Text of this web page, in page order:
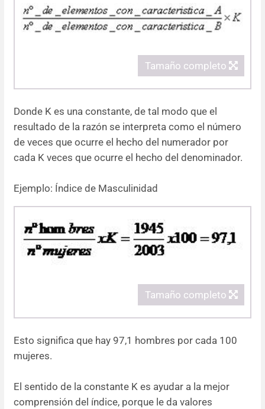
Tamaño completo
Donde K es una constante, de tal modo que el
resultado de la razón se interpreta como el número
de veces que ocurre el hecho del numerador por
cada K veces que ocurre el hecho del denominador.
Ejemplo: Índice de Masculinidad
Tamaño completo
Esto significa que hay 97,1 hombres por cada 100
mujeres.
El sentido de la constante K es ayudar a la mejor
comprensión del índice, porque le da valores